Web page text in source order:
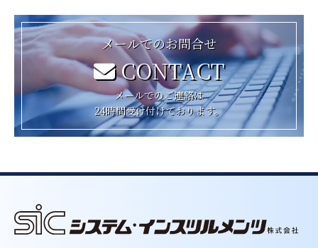
メールでのお問合せ
CONTACT
メールでのご連絡は
24時間受け付けております。